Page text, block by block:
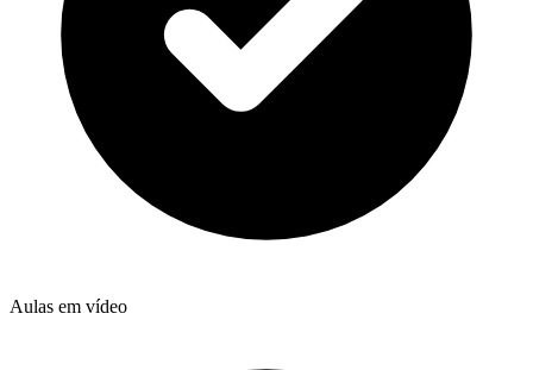
Aulas em vídeo